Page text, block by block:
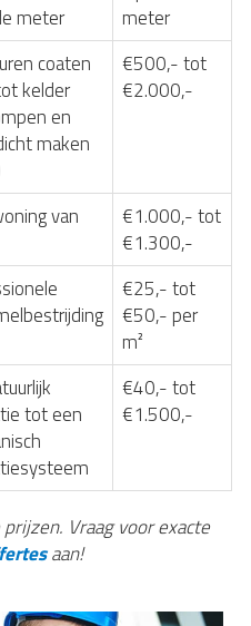
meter
meter
coaten
kelder
en
maken
€500,- tot
€2.000,-
van
€1.000,- tot
€1.300,-
€25,- tot
€50,- per
m²
tot een
€40,- tot
€1.500,-
Vraag voor exacte
aan!